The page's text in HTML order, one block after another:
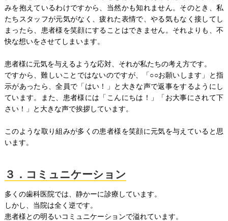
みを抱えているわけですから、当然かも知れません。そのとき、私
たちスタッフが元気がなく、疲れた表情で、やる気もなく接してし
まったら、患者様を笑顔にすることはできません。それよりも、不
快な想いをさせてしまいます。
患者様に元気を与えるような応対、それが私たちの考え方です。
ですから、難しいことではないのですが、「○○お願いします」と指
示があったら、全員で「はい！」と大きな声で返事をするようにし
ています。また、患者様には「こんにちは！」「お大事にされて下
さい！」と大きな声で挨拶しています。
このような取り組みが多くの患者様を笑顔に元気を与えていると思
います。
３．コミュニケーション
多くの歯科医院では、静かーに診療しています。
しかし、当院は全く逆です。
患者様との明るいコミュニケーションで溢れています。